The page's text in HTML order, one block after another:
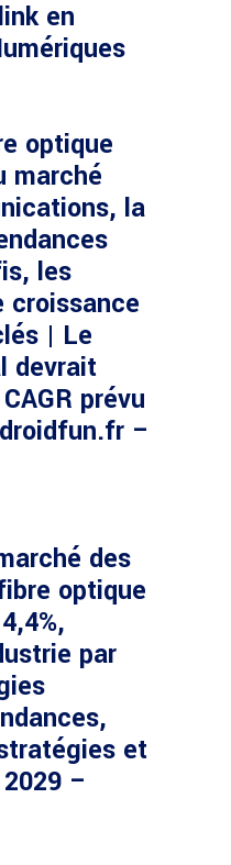
en
optique
marché
la
les
croissance
| Le
devrait
prévu
–
des
optique
par
et
–